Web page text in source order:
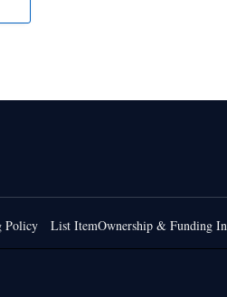
Policy List ItemOwnership & Funding